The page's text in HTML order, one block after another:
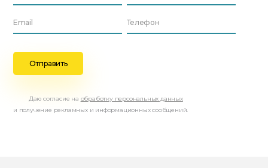
Даю согласие на обработку персональных данных
и получение рекламных и информационных сообщений.